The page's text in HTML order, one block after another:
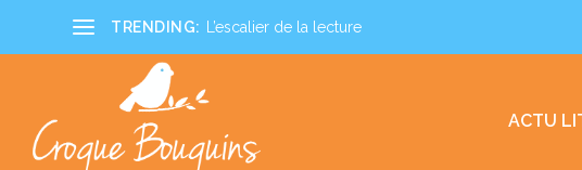
TRENDING: L’escalier de la lecture
ACTU